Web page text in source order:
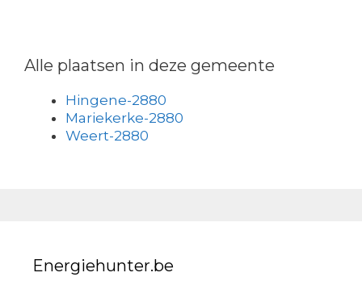
Alle plaatsen in deze gemeente
Hingene-2880
Mariekerke-2880
Weert-2880
Energiehunter.be